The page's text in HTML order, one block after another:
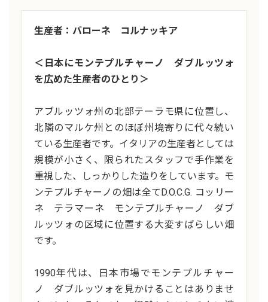
生産者：バローネ コルナッキア
＜日本にモンテプルチャーノ ダブルッツォ
を広めた生産者のひとり＞
アブルッツォ州の北部テーラモ県に位置し、
北隣のマルケ州とのほぼ州境寄りに代々続い
ている生産者です。イタリアの生産者としては
規模が小さく、限られたスタッフで手作業を
重視した、しっかりした造りをしています。モ
ンテプルチャーノの畑は全てD.O.C.G. コッリー
ネ テラマーネ モンテプルチャーノ ダブ
ルッツォの区域に位置する大変すばらしい畑
です。
1990年代は、日本市場でモンテプルチャー
ノ ダブルッツォを見かけることはありませ